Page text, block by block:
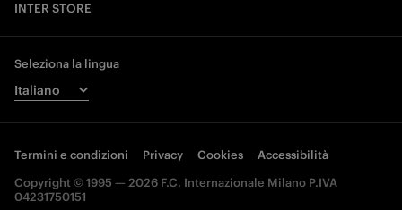
INTER STORE
Seleziona la lingua
Termini e condizioni Privacy Cookies
Accessibilità
Copyright © 1995 — 2026 F.C. Internazionale Milano P.IVA
04231750151